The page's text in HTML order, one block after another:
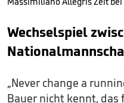
Wechselspiel
„Never change a
Bauer nicht kennt, das